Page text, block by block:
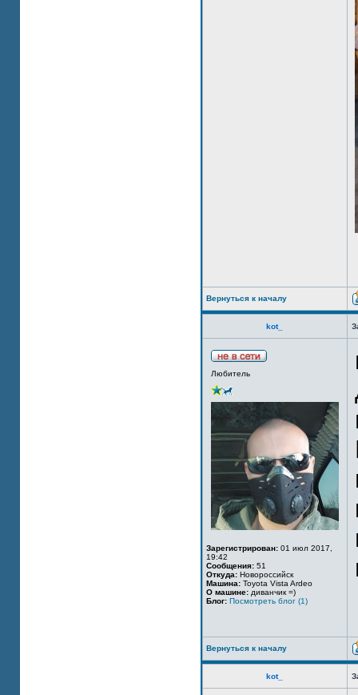
Вернуться к началу
kot_
Любитель
Зарегистрирован: 01 июл 2017,
19:42
Сообщения: 51
Откуда: Новороссийск
Машина: Toyota Vista Ardeo
О машине: диванчик =)
Блог: Посмотреть блог (1)
Вернуться к началу
kot_